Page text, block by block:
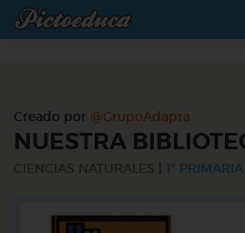
Creado por @GrupoAdapta
NUESTRA
CIENCIAS NATURALES 1º